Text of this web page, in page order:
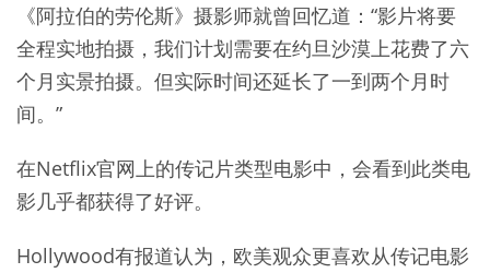
《阿拉伯的劳伦斯》摄影师就曾回忆道：“影片将要
全程实地拍摄，我们计划需要在约旦沙漠上花费了六
个月实景拍摄。但实际时间还延长了一到两个月时
间。”
在Netflix官网上的传记片类型电影中，会看到此类电
影几乎都获得了好评。
Hollywood有报道认为，欧美观众更喜欢从传记电影